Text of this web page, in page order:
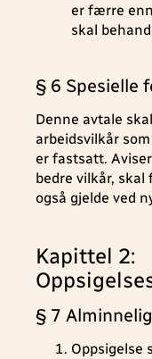
er færre
skal
§ 6 Spesielle
Denne avtale
arbeidsvilkår
er fastsatt.
bedre vilkår, skal
også gjelde ved
Kapittel 2:
§ 7
Oppsigelse